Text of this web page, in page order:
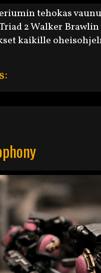
tehokas
2 Walker
kaikille